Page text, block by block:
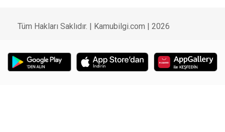
Tüm Hakları Saklıdır. | Kamubilgi.com | 2026